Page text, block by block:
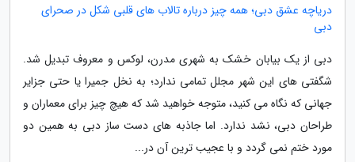
دریاچه عشق دبی؛ همه چیز درباره تالاب های قلبی شکل در صحرای
دبی
دبی از یک بیابان خشک به شهری مدرن، لوکس و معروف تبدیل شد.
شگفتی های این شهر مجلل تمامی ندارد؛ به نخل جمیرا یا حتی جزایر
جهانی که نگاه می کنید، متوجه خواهید شد که هیچ چیز برای معماران و
طراحان دبی، نشد ندارد. اما جاذبه های دست ساز دبی به همین دو
مورد ختم نمی گردد و با عجیب ترین آن در...